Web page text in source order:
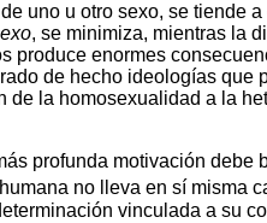
uno u otro sexo, se tiende
, se minimiza, mientras la
enormes
de hecho ideologías que
la homosexualidad a la
profunda motivación debe
no lleva en sí misma
vinculada a su